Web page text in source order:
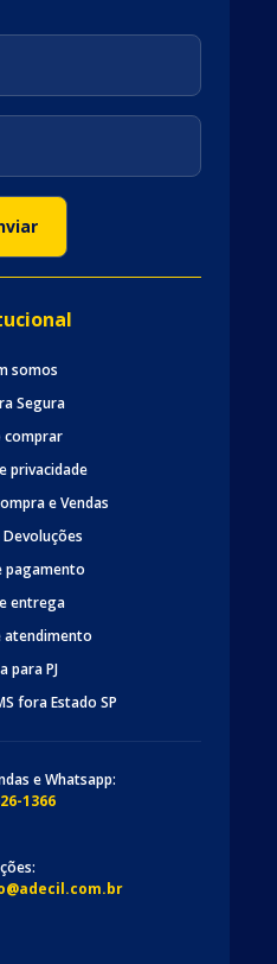
somos
Segura
comprar
privacidade
e Vendas
pagamento
entrega
atendimento
para PJ
fora Estado SP
e Whatsapp:
1366